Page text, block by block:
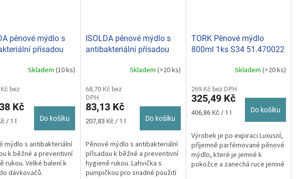
pěnové mýdlo s
přísadou
Skladem (10 ks)
bez
Kč
/ 1 l Do košíku
mýdlo s antibakteriální
k běžné a preventivní
rukou. Velké balení k
dávkovačů.
ISOLDA pěnové mýdlo s
antibakteriální přísadou
produktu
je
5,0
z
Skladem (>20 ks)
68,70 Kč bez
DPH
83,13 Kč
Měrná
207,83 Kč / 1 l Do košíku
​Pěnové mýdlo s antibakteriální
přísadou k běžné a preventivní
hygieně rukou. Lahvička s
pumpičkou pro snadné použití
TORK Pěnové mýdlo
800ml 1ks S34 51.470022
Skladem(>20 ks)
269 Kč bez DPH
325,49 Kč
Měrná
406,86 Kč / 1 l Do košíku
Výrobek je po expiraci Luxusní,
příjemně parfémované pěnové
mýdlo, které je jemné k
pokožce a zanechá ruce jemné